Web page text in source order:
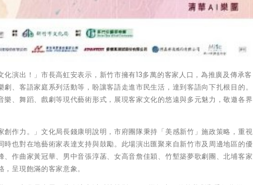
化演出！」市長高虹安表示，新竹市擁有13多萬的客家人口，為推廣及傳承客
、客語家庭系列活動等，盼讓客語走進市民生活，達到客語向下扎根目的。
、舞蹈、戲劇等現代藝術形式，展現客家文化的悠遠與多元魅力，敬邀各界
創作力。」文化局長錢康明說明，市府團隊秉持「美感新竹」施政策略，重視
也對在地藝術家表達支持與鼓勵。此場演出匯聚來自新竹市及周邊地區的優
作曲家黃冠華、男中音張淳菡、女高音詹佳穎、竹塹築夢歌劇團、北埔客家
呈現飽滿的客家意象。